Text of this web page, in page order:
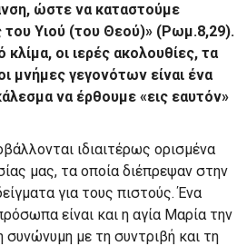
ώστε να καταστούμε
του Υιού (του Θεού)» (Ρωμ.8,29).
οι ιερές ακολουθίες, τα
μνήμες γεγονότων είναι ένα
να έρθουμε «εις εαυτόν»
ιδιαιτέρως ορισμένα
μας, τα οποία διέπρεψαν στην
για τους πιστούς. Ένα
είναι και η αγία Μαρία την
συνώνυμη με τη συντριβή και τη